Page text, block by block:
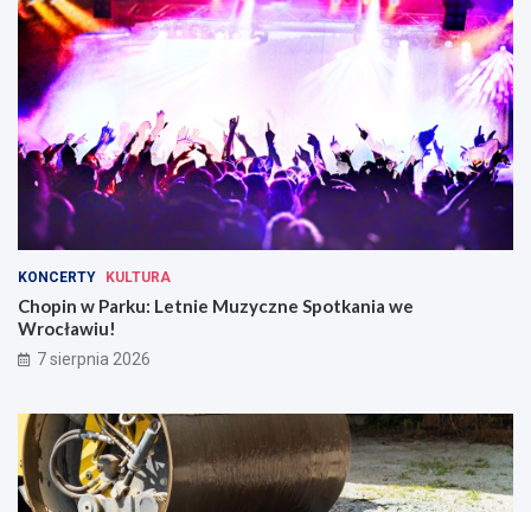
KONCERTY KULTURA
Chopin w Parku: Letnie Muzyczne Spotkania we
Wrocławiu!
7 sierpnia 2026